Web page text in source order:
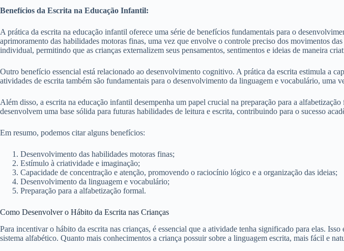
Benefícios da Escrita na Educação Infantil:
A prática da escrita na educação infantil oferece uma série de benefícios fundamentais para o
aprimoramento das habilidades motoras finas, uma vez que envolve o controle preciso dos movimentos
individual, permitindo que as crianças externalizem seus pensamentos, sentimentos e ideias de maneira
Outro benefício essencial está relacionado ao desenvolvimento cognitivo. A prática da escrita estimula a
atividades de escrita também são fundamentais para o desenvolvimento da linguagem e vocabulário, uma
Além disso, a escrita na educação infantil desempenha um papel crucial na preparação para a
desenvolvem uma base sólida para futuras habilidades de leitura e escrita, contribuindo para o sucesso
Em resumo, podemos citar alguns benefícios:
Desenvolvimento das habilidades motoras finas;
Estímulo à criatividade e imaginação;
Capacidade de concentração e atenção, promovendo o raciocínio lógico e a organização das ideias;
Desenvolvimento da linguagem e vocabulário;
Preparação para a alfabetização formal.
Como Desenvolver o Hábito da Escrita nas Crianças
Para incentivar o hábito da escrita nas crianças, é essencial que a atividade tenha significado para elas.
sistema alfabético. Quanto mais conhecimentos a criança possuir sobre a linguagem escrita, mais fácil e